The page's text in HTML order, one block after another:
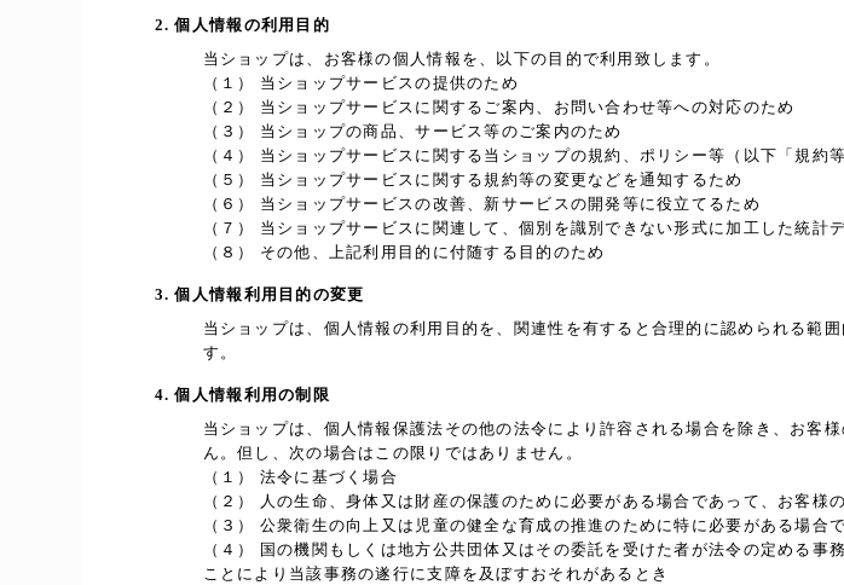
2. 個人情報の利用目的
当ショップは、お客様の個人情報を、以下の目的で利用致します。
（１） 当ショップサービスの提供のため
（２） 当ショップサービスに関するご案内、お問い合わせ等への対応のため
（３） 当ショップの商品、サービス等のご案内のため
（４） 当ショップサービスに関する当ショップの規約、ポリシー等（以下「規
（５） 当ショップサービスに関する規約等の変更などを通知するため
（６） 当ショップサービスの改善、新サービスの開発等に役立てるため
（７） 当ショップサービスに関連して、個別を識別できない形式に加工した統計
（８） その他、上記利用目的に付随する目的のため
3. 個人情報利用目的の変更
当ショップは、個人情報の利用目的を、関連性を有すると合理的に認められる範
す。
4. 個人情報利用の制限
当ショップは、個人情報保護法その他の法令により許容される場合を除き、お客
ん。但し、次の場合はこの限りではありません。
（１） 法令に基づく場合
（２） 人の生命、身体又は財産の保護のために必要がある場合であって、お客様
（３） 公衆衛生の向上又は児童の健全な育成の推進のために特に必要がある場合
（４） 国の機関もしくは地方公共団体又はその委託を受けた者が法令の定める
ことにより当該事務の遂行に支障を及ぼすおそれがあるとき